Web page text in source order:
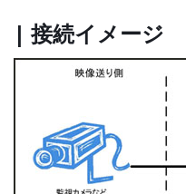
| 接続イメージ